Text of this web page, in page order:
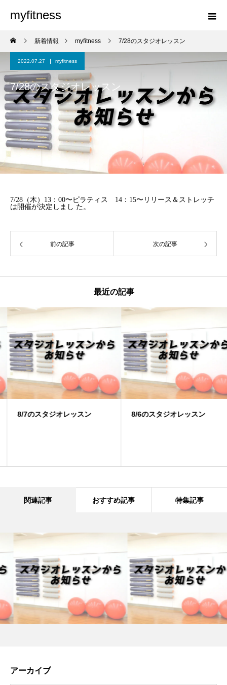
myfitness
新着情報 myfitness 7/28のスタジオレッスン
2022.07.27 myfitness
7/28のスタジオレッスン
7/28（木）13：00〜ピラティス 14：15〜リリース＆ストレッチ
は開催が決定しまし た。
前の記事 次の記事
最近の記事
8/7のスタジオレッスン 8/6のスタジオレッスン
関連記事 おすすめ記事 特集記事
アーカイブ